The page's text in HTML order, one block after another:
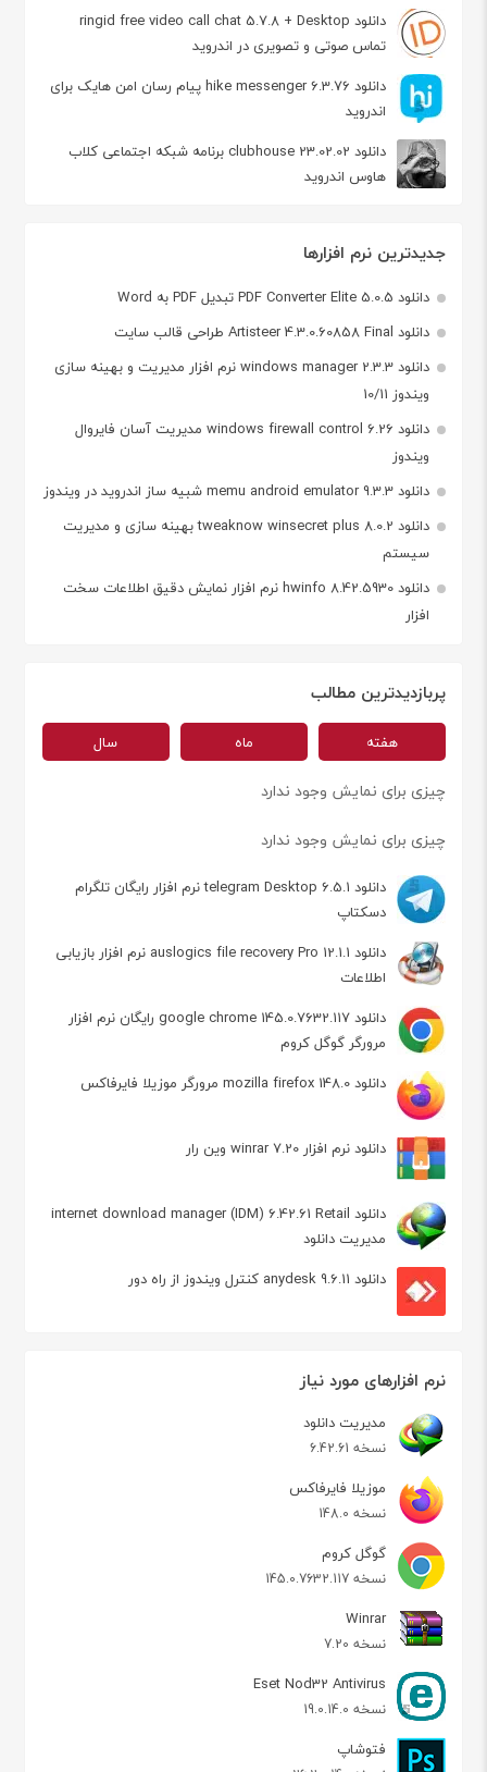
دانلود ringid free video call chat 5.7.8 + Desktop
تماس صوتی و تصویری در اندروید
دانلود hike messenger 6.3.76 پیام‌ رسان‌ امن هایک برای
اندروید
دانلود clubhouse 23.02.02 برنامه شبکه اجتماعی کلاب
هاوس اندروید
جدیدترین نرم افزارها
دانلود PDF Converter Elite 5.0.5 تبدیل PDF به Word
دانلود Artisteer 4.3.0.60858 Final طراحی قالب سایت
دانلود windows manager 2.3.3 نرم افزار مدیریت و بهینه سازی
ویندوز 10/11
دانلود windows firewall control 6.26 مدیریت آسان فایروال
ویندوز
دانلود memu android emulator 9.3.3 شبیه ساز اندروید در ویندوز
دانلود tweaknow winsecret plus 8.0.2 بهینه سازی و مدیریت
سیستم
دانلود hwinfo 8.42.5930 نرم افزار نمایش دقیق اطلاعات سخت
افزار
پربازدیدترین مطالب
هفته ماه سال
چیزی برای نمایش وجود ندارد
چیزی برای نمایش وجود ندارد
دانلود telegram Desktop 6.5.1 نرم افزار رایگان تلگرام
دسکتاپ
دانلود auslogics file recovery Pro 12.1.1 نرم افزار بازیابی
اطلاعات
دانلود google chrome 145.0.7632.117 رایگان نرم افزار
مرورگر گوگل کروم
دانلود mozilla firefox 148.0 مرورگر موزیلا فایرفاکس
دانلود نرم افزار winrar 7.20 وین رار
دانلود internet download manager (IDM) 6.42.61 Retail
مدیریت دانلود
دانلود anydesk 9.6.11 کنترل ویندوز از راه دور
نرم افزارهای مورد نیاز
مدیریت دانلود
نسخه 6.42.61
موزیلا فایرفاکس
نسخه 148.0
گوگل کروم
نسخه 145.0.7632.117
Winrar
نسخه 7.20
Eset Nod32 Antivirus
نسخه 19.0.14.0
فتوشاپ